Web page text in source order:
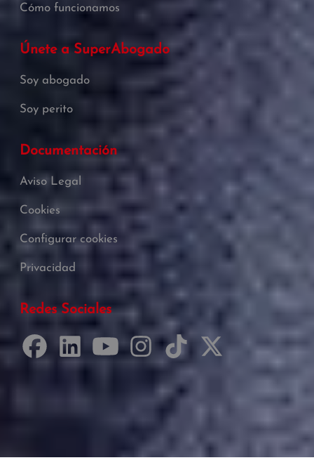
Cómo funcionamos
Únete a SuperAbogado
Soy abogado
Soy perito
Documentación
Aviso Legal
Cookies
Configurar cookies
Privacidad
Redes Sociales